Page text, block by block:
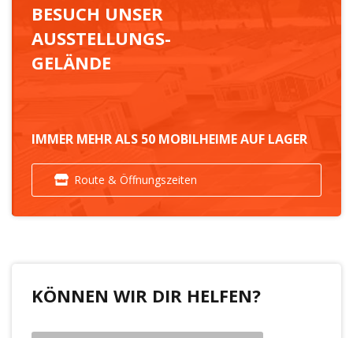
BESUCH UNSER
AUSSTELLUNGS-
GELÄNDE
IMMER MEHR ALS 50 MOBILHEIME AUF LAGER
Route & Öffnungszeiten
KÖNNEN WIR DIR HELFEN?